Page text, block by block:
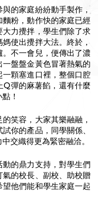
的家庭紛紛動手製作，
粉，動作快的家庭已經
力攪拌，學生們除了求
使出攪拌大法。終於，
不一會兒，便傳出了濃
盤盤金黃色冒著熱氣的
顆塞進口裡，整個口腔
Q彈的麻薯餡，還有什麼
！
笑容，大家其樂融融，
你的產品，同學關係、
交織得更為緊密融洽。
的鼎力支持，對學生們
的校長、副校、助校贈
他們能和學生家庭一起